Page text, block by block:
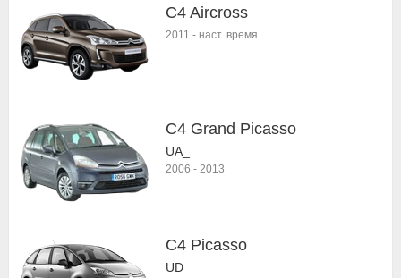
C4 Aircross
2011 - наст. время
C4 Grand Picasso
UA_
2006 - 2013
C4 Picasso
UD_